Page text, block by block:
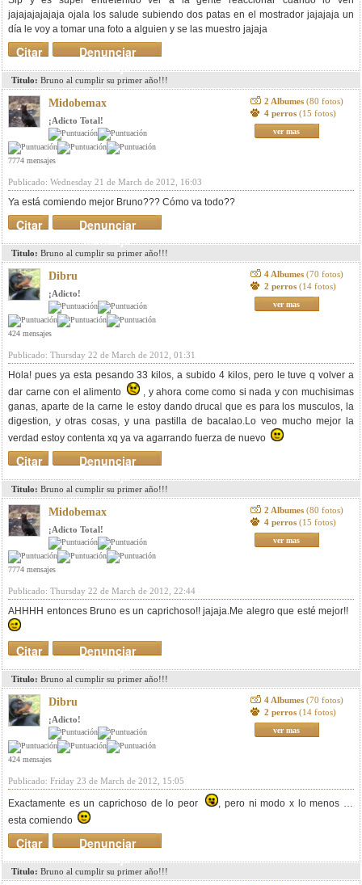
jajajajajajaja ojala los salude subiendo dos patas en el mostrador jajajaja un
día le voy a tomar una foto a alguien y se las muestro jajaja
Denunciar
mensaje
Citar
Titulo: Bruno al cumplir su primer año!!!
Midobemax
¡Adicto Total!
7774 mensajes
2 Albumes (80 fotos)
4 perros (15 fotos)
ver mas
Publicado: Wednesday 21 de March de 2012, 16:03
Ya está comiendo mejor Bruno??? Cómo va todo??
Denunciar
mensaje
Citar
Titulo: Bruno al cumplir su primer año!!!
Dibru
¡Adicto!
424 mensajes
4 Albumes (70 fotos)
2 perros (14 fotos)
ver mas
Publicado: Thursday 22 de March de 2012, 01:31
Hola! pues ya esta pesando 33 kilos, a subido 4 kilos, pero le tuve q volver a
dar carne con el alimento
, y ahora come como si nada y con muchisimas
ganas, aparte de la carne le estoy dando drucal que es para los musculos, la
digestion, y otras cosas, y una pastilla de bacalao.Lo veo mucho mejor la
verdad estoy contenta xq ya va agarrando fuerza de nuevo
Denunciar
mensaje
Citar
Titulo: Bruno al cumplir su primer año!!!
Midobemax
¡Adicto Total!
7774 mensajes
2 Albumes (80 fotos)
4 perros (15 fotos)
ver mas
Publicado: Thursday 22 de March de 2012, 22:44
AHHHH entonces Bruno es un caprichoso!! jajaja.Me alegro que esté mejor!!
Denunciar
mensaje
Citar
Titulo: Bruno al cumplir su primer año!!!
Dibru
¡Adicto!
424 mensajes
4 Albumes (70 fotos)
2 perros (14 fotos)
ver mas
Publicado: Friday 23 de March de 2012, 15:05
Exactamente es un caprichoso de lo peor
, pero ni modo x lo menos ya
esta comiendo
Denunciar
mensaje
Citar
Titulo: Bruno al cumplir su primer año!!!